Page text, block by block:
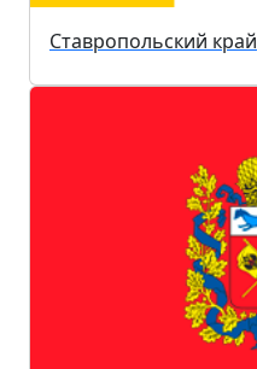
Ставропольский край